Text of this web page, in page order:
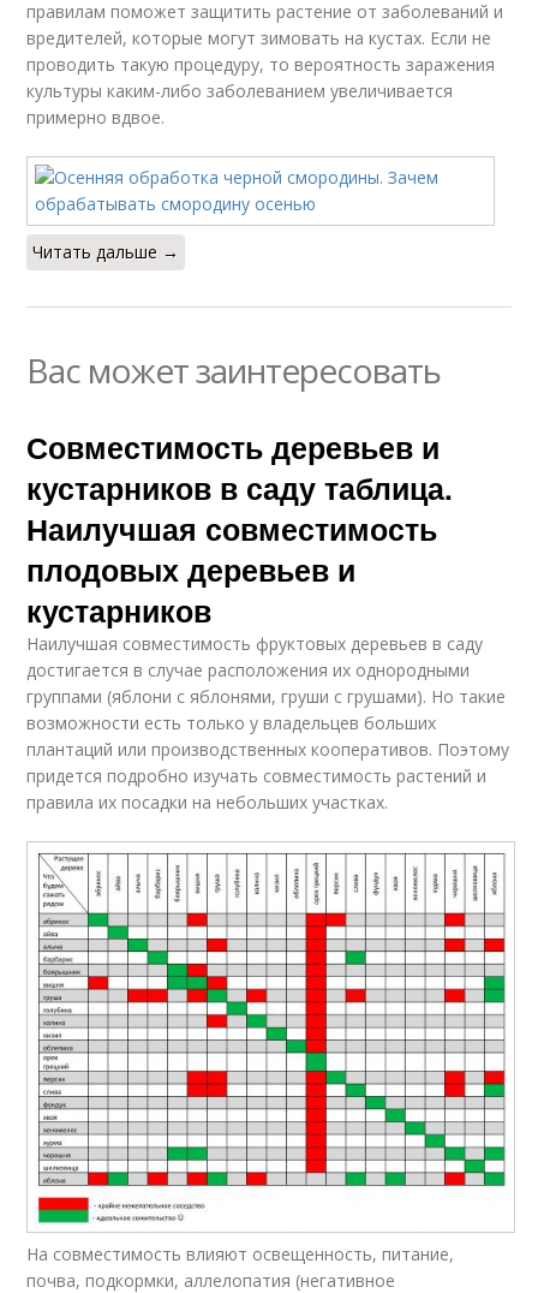
правилам поможет защитить растение от заболеваний и
вредителей, которые могут зимовать на кустах. Если не
проводить такую процедуру, то вероятность заражения
культуры каким-либо заболеванием увеличивается
примерно вдвое.
Читать дальше →
Вас может заинтересовать
Совместимость деревьев и
кустарников в саду таблица.
Наилучшая совместимость
плодовых деревьев и
кустарников
Наилучшая совместимость фруктовых деревьев в саду
достигается в случае расположения их однородными
группами (яблони с яблонями, груши с грушами). Но такие
возможности есть только у владельцев больших
плантаций или производственных кооперативов. Поэтому
придется подробно изучать совместимость растений и
правила их посадки на небольших участках.
На совместимость влияют освещенность, питание,
почва, подкормки, аллелопатия (негативное